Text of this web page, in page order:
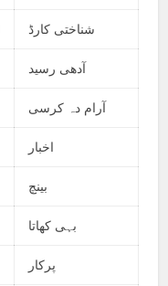
شناختی کارڈ
آدھی رسید
آرام دہ کرسی
اخبار
بینچ
بہی کھاتا
پرکار